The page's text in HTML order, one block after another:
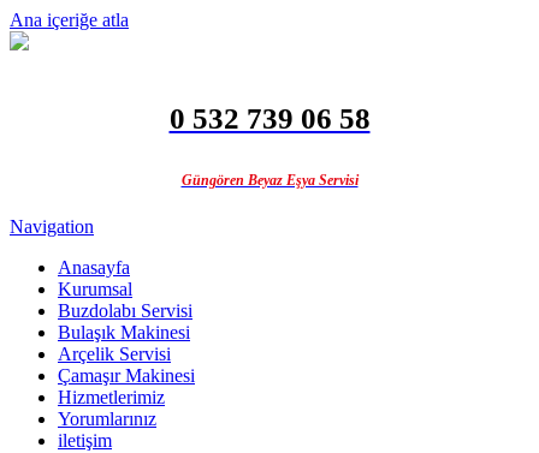
Ana içeriğe atla
0 532 739 06 58
Güngören Beyaz Eşya Servisi
Navigation
Anasayfa
Kurumsal
Buzdolabı Servisi
Bulaşık Makinesi
Arçelik Servisi
Çamaşır Makinesi
Hizmetlerimiz
Yorumlarınız
iletişim